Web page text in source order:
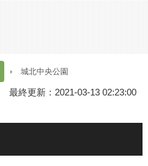
城北中央公園
最終更新：2021-03-13 02:23:00